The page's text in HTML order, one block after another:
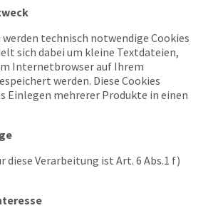
werden technisch notwendige Cookies
sich dabei um kleine Textdateien,
Internetbrowser auf Ihrem
werden. Diese Cookies
Einlegen mehrerer Produkte in einen
diese Verarbeitung ist Art. 6 Abs.1 f)